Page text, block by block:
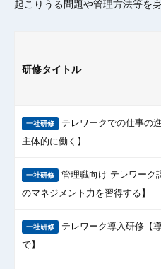
起こりうる問題や管理方法等を
研修タイトル
一社研修 テレワークでの仕事の
主体的に働く】
一社研修 管理職向け テレワーク
のマネジメント力を習得する】
一社研修 テレワーク導入研修【
で】